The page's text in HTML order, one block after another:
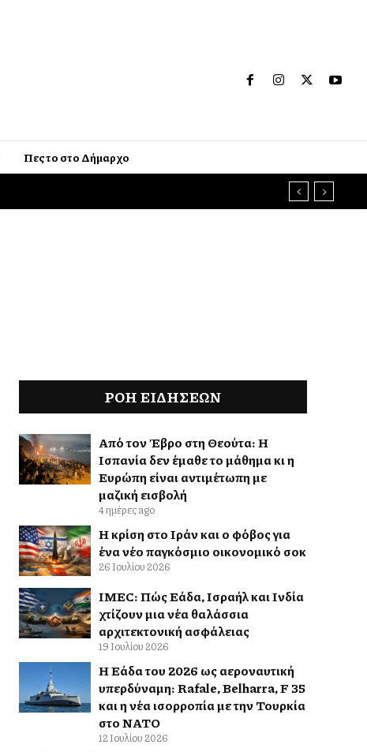
Πες το στο Δήμαρχο
ΡΟΗ ΕΙΔΉΣΕΩΝ
Από τον Έβρο στη Θεούτα: Η
Ισπανία δεν έμαθε το μάθημα κι η
Ευρώπη είναι αντιμέτωπη με
μαζική εισβολή
4 ημέρες ago
Η κρίση στο Ιράν και ο φόβος για
ένα νέο παγκόσμιο οικονομικό σοκ
26 Ιουλίου 2026
IMEC: Πώς Ελλάδα, Ισραήλ και Ινδία
χτίζουν μια νέα θαλάσσια
αρχιτεκτονική ασφάλειας
19 Ιουλίου 2026
Η Ελλάδα του 2026 ως αεροναυτική
υπερδύναμη: Rafale, Belharra, F 35
και η νέα ισορροπία με την Τουρκία
στο ΝΑΤΟ
12 Ιουλίου 2026